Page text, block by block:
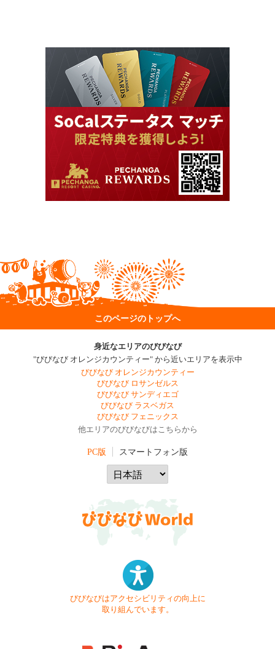
このページのトップへ
身近なエリアのびびなび
"びびなび オレンジカウンティー" から近いエリアを表示中
びびなび オレンジカウンティー
びびなび ロサンゼルス
びびなび サンディエゴ
びびなび ラスベガス
びびなび フェニックス
他エリアのびびなびはこちらから
PC版 スマートフォン版
びびなびはアクセシビリティの向上に
取り組んでいます。